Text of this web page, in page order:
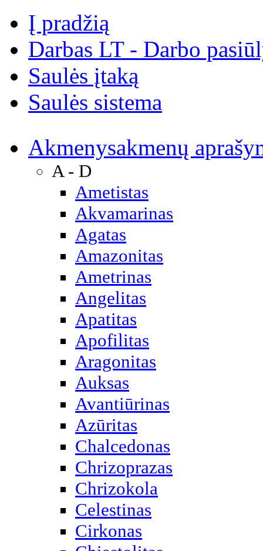
Į pradžią
Darbas LT - Darbo
Saulės įtaką
Saulės sistema
Akmenysakmenų
A - D
Ametistas
Akvamarinas
Agatas
Amazonitas
Ametrinas
Angelitas
Apatitas
Apofilitas
Aragonitas
Auksas
Avantiūrinas
Azūritas
Chalcedonas
Chrizoprazas
Chrizokola
Celestinas
Cirkonas